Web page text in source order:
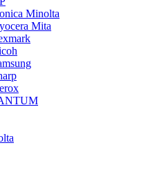
Minolta
Mita